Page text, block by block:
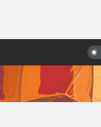
ужасные и забытые